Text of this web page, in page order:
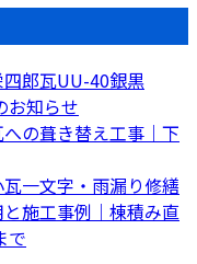
郎瓦UU-40銀黒
お知らせ
の葺き替え工事｜下
一文字・雨漏り修繕
施工事例｜棟積み直
で